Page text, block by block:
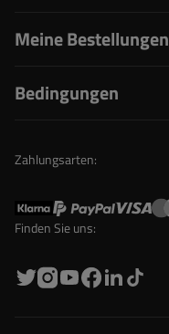
Meine Bestellungen
Bedingungen
Zahlungsarten:
Finden Sie uns: